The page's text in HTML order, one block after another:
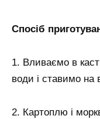
Спосіб
1. Вливаємо в
води і ставимо на
2. Картоплю і